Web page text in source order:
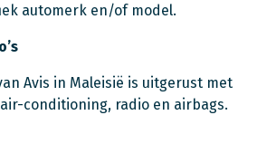
automerk en/of model.
Avis in Maleisië is uitgerust met
conditioning, radio en airbags.